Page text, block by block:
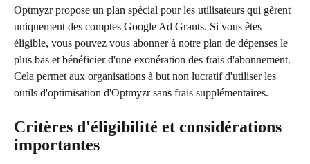
Optmyzr propose un plan spécial pour les utilisateurs qui gèrent
uniquement des comptes Google Ad Grants. Si vous êtes
éligible, vous pouvez vous abonner à notre plan de dépenses le
plus bas et bénéficier d'une exonération des frais d'abonnement.
Cela permet aux organisations à but non lucratif d'utiliser les
outils d'optimisation d'Optmyzr sans frais supplémentaires.
Critères d'éligibilité et considérations
importantes